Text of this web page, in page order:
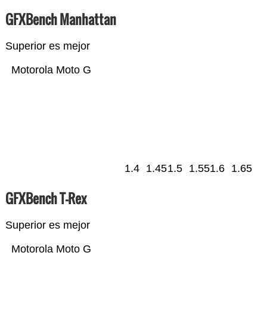
GFXBench Manhattan
Superior es mejor
Motorola Moto G
1.4 1.451.5 1.551.6 1.65
GFXBench T-Rex
Superior es mejor
Motorola Moto G